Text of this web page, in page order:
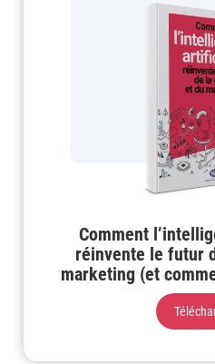
Comment
réinvente le futur
marketing (et